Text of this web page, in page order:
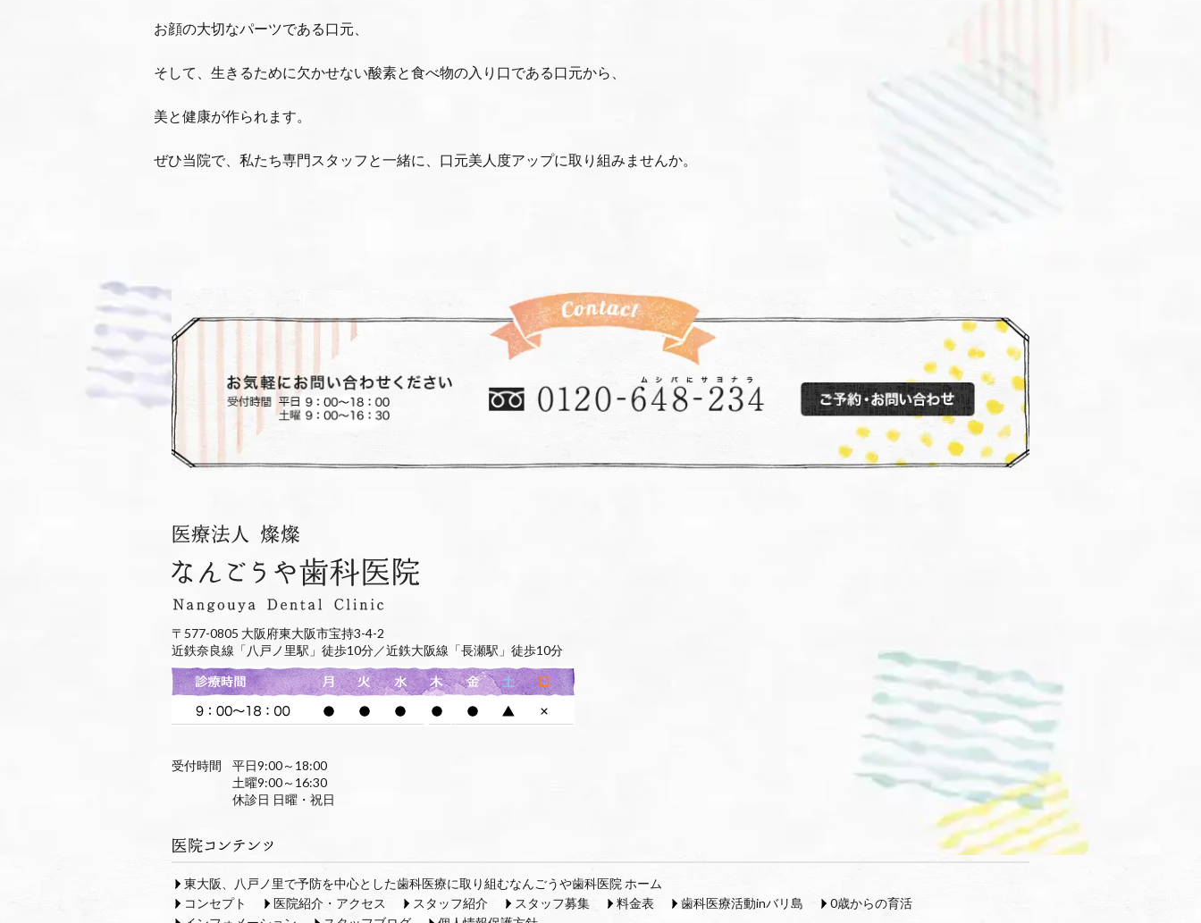
お顔の大切なパーツである口元、
そして、生きるために欠かせない酸素と食べ物の入り口である口元から、
美と健康が作られます。
ぜひ当院で、私たち専門スタッフと一緒に、口元美人度アップに取り組みませんか。
〒577-0805 大阪府東大阪市宝持3-4-2
近鉄奈良線「八戸ノ里駅」徒歩10分／近鉄大阪線「長瀬駅」徒歩10分
受付時間
平日9:00～18:00
土曜9:00～16:30
休診日 日曜・祝日
東大阪、八戸ノ里で予防を中心とした歯科医療に取り組むなんごうや歯科医院 ホーム
コンセプト
医院紹介・アクセス スタッフ紹介 スタッフ募集 料金表 歯科医療活動inバリ島
0歳からの育活